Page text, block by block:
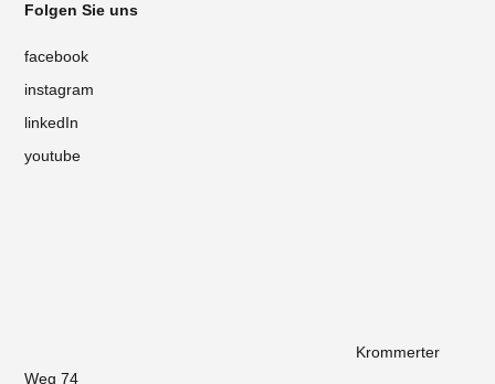
Folgen Sie uns
facebook
instagram
linkedIn
youtube
Krommerter
Weg 74